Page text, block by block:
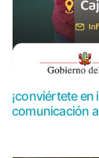
¡conviértete en
comunicación